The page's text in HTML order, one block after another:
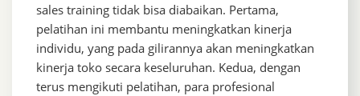
sales training tidak bisa diabaikan. Pertama,
pelatihan ini membantu meningkatkan kinerja
individu, yang pada gilirannya akan meningkatkan
kinerja toko secara keseluruhan. Kedua, dengan
terus mengikuti pelatihan, para profesional